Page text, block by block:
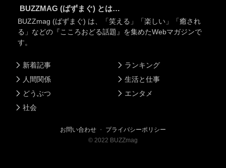
BUZZMAG (ばずまぐ) とは…
BUZZmag (ばずまぐ) は、「笑える」「楽しい」「癒され
る」などの『こころおどる話題』を集めたWebマガジンで
す。
新着記事
人間関係
どうぶつ
社会
ランキング
生活と仕事
エンタメ
お問い合わせ ・ プライバシーポリシー
© 2022 BUZZmag